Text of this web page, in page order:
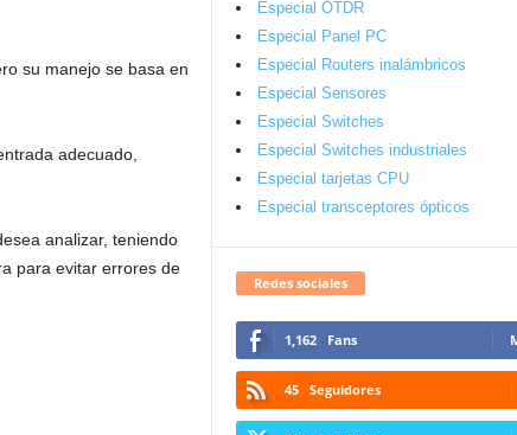
su manejo se basa en
adecuado,
analizar, teniendo
para evitar errores de
Especial OTDR
Especial Panel PC
Especial Routers inalámbricos
Especial Sensores
Especial Switches
Especial Switches industriales
Especial tarjetas CPU
Especial transceptores ópticos
Redes sociales
1,162 Fans
45 Seguidores